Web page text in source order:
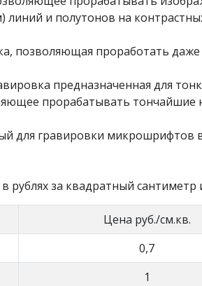
и полутонов на
позволяющая проработать
предназначенная для
прорабатывать тончайшие
для гравировки микрошрифтов
рублях за квадратный сантиметр
Цена руб./см.кв.
0,7
1